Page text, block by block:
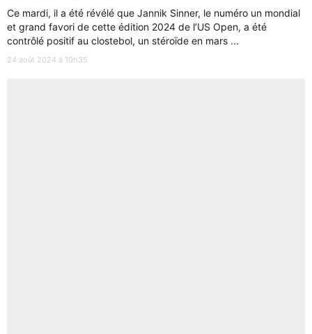
Ce mardi, il a été révélé que Jannik Sinner, le numéro un mondial
et grand favori de cette édition 2024 de l’US Open, a été
contrôlé positif au clostebol, un stéroïde en mars ...
24 août 2024 à 10h35